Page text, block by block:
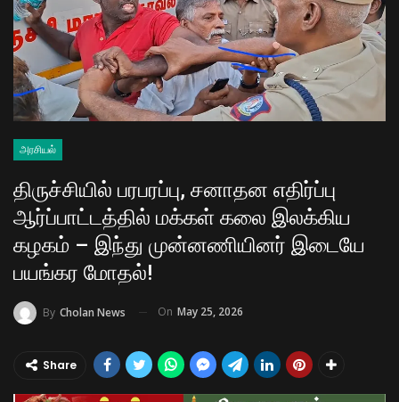
அரசியல்
திருச்சியில் பரபரப்பு, சனாதன எதிர்ப்பு
ஆர்ப்பாட்டத்தில் மக்கள் கலை இலக்கிய
கழகம் – இந்து முன்னணியினர் இடையே
பயங்கர மோதல்!
By Cholan News On May 25, 2026
Share